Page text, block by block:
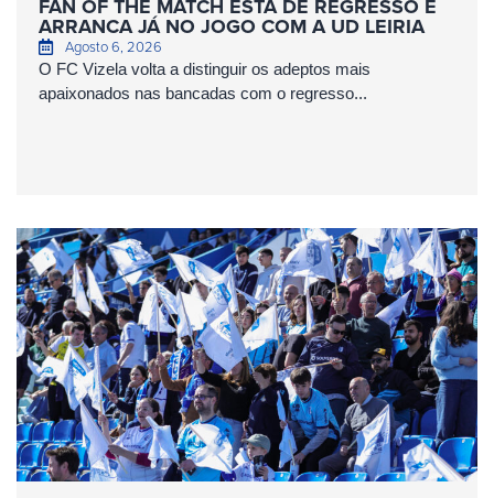
FAN OF THE MATCH ESTÁ DE REGRESSO E
ARRANCA JÁ NO JOGO COM A UD LEIRIA
Agosto 6, 2026
O FC Vizela volta a distinguir os adeptos mais
apaixonados nas bancadas com o regresso...